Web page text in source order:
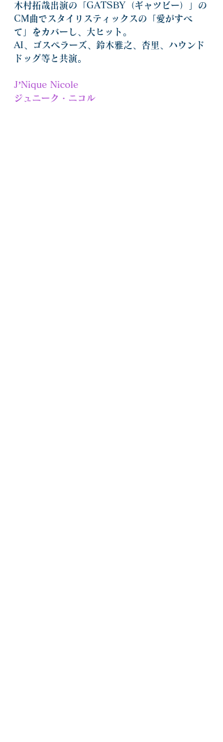
木村拓哉出演の「GATSBY（ギャツビー）」の
CM曲でスタイリスティックスの「愛がすべ
て」をカバーし、大ヒット。
AI、ゴスペラーズ、鈴木雅之、杏里、ハウンド
ドッグ等と共演。
J’Nique Nicole
ジュニーク・ニコル